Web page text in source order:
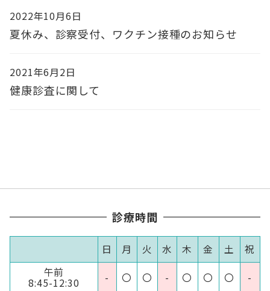
夏休み、診察受付、ワクチン接種のお知らせ
2022年10月6日
健康診査に関して
2021年6月2日
診療時間
日 月 火 水 木 金 土
祝
午前
8:45-12:30 - 〇 〇 - 〇 〇 〇
-